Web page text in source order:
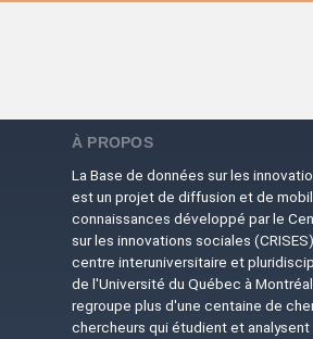
À PROPOS
La Base de données sur les
est un projet de diffusion et de
connaissances développé par le
sur les innovations sociales
centre interuniversitaire et
de l'Université du Québec à
regroupe plus d'une centaine de
chercheurs qui étudient et